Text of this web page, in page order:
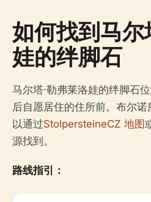
如何找到马尔
娃的绊脚石
马尔塔·勒弗莱洛娃的绊脚石
后自愿居住的住所前。布尔
以通过StolpersteineCZ 地图
源找到。
路线指引：